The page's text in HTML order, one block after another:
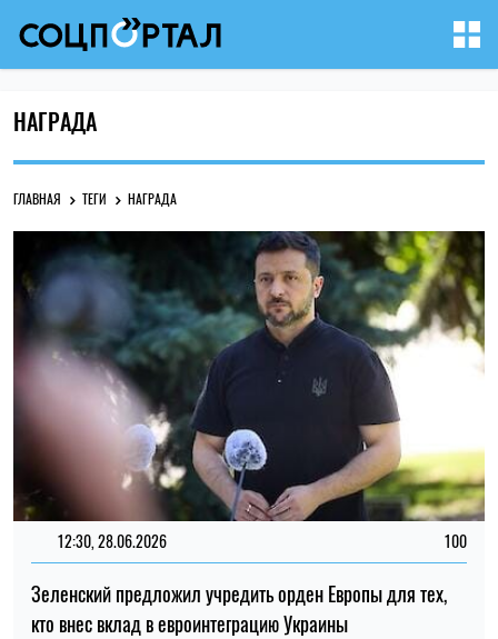
НАГРАДА
ГЛАВНАЯ ТЕГИ НАГРАДА
12:30, 28.06.2026 100
Зеленский предложил учредить орден Европы для тех,
кто внес вклад в евроинтеграцию Украины